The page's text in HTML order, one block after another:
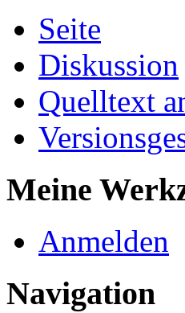
Seite
Diskussion
Quelltext
Meine
Anmelden
Navigation